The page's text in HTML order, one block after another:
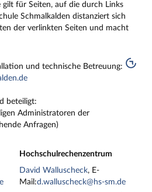
gilt für Seiten, auf die durch Links
Schmalkalden distanziert sich
der verlinkten Seiten und macht
und technische Betreuung:
beteiligt:
Administratoren der
Anfragen)
Hochschulrechenzentrum
David Walluscheck, E-
Mail:d.walluscheck@hs-sm.de